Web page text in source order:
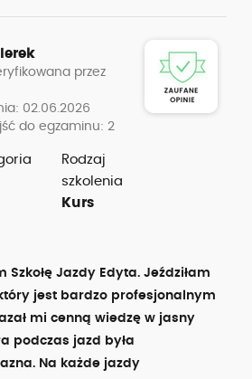
przez
02.06.2026
do egzaminu: 2
Rodzaj
szkolenia
Kurs
Szkołę Jazdy Edyta. Jeździłam
jest bardzo profesjonalnym
mi cenną wiedzę w jasny
podczas jazd była
Na każde jazdy